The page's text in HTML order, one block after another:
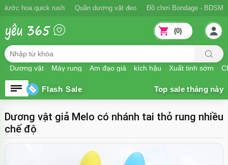
Ngăn xuất tinh sớm Nước hoa quick rush Quần dương vật đeo Đồ
Dương vật Máy rung Âm đạo giả kích hậu Xuất tinh sớm
(0)
Flash Sale
Dương vật giả Melo có nhánh tai thỏ rung nhiều
chế độ